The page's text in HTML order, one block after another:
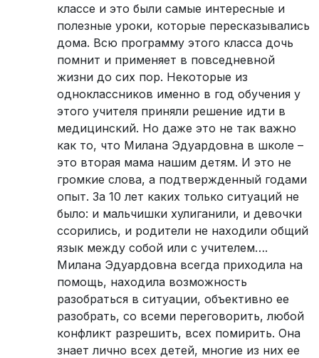
классе и это были самые интересные и
полезные уроки, которые пересказывались
дома. Всю программу этого класса дочь
помнит и применяет в повседневной
жизни до сих пор. Некоторые из
одноклассников именно в год обучения у
этого учителя приняли решение идти в
медицинский. Но даже это не так важно
как то, что Милана Эдуардовна в школе –
это вторая мама нашим детям. И это не
громкие слова, а подтвержденный годами
опыт. За 10 лет каких только ситуаций не
было: и мальчишки хулиганили, и девочки
ссорились, и родители не находили общий
язык между собой или с учителем….
Милана Эдуардовна всегда приходила на
помощь, находила возможность
разобраться в ситуации, объективно ее
разобрать, со всеми переговорить, любой
конфликт разрешить, всех помирить. Она
знает лично всех детей, многие из них ее